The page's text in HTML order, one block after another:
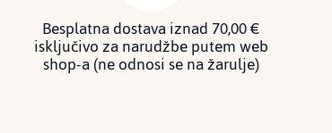
Besplatna dostava iznad 70,00 €
isključivo za narudžbe putem web
shop-a (ne odnosi se na žarulje)